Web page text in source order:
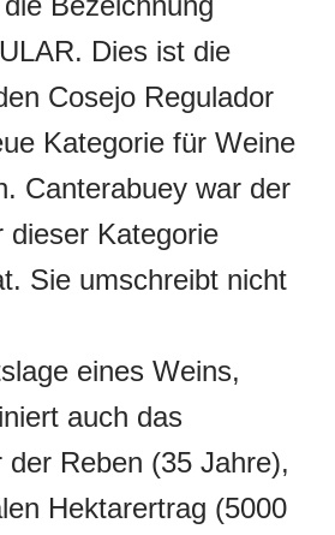
Dies ist die
Cosejo Regulador
Kategorie für Weine
Canterabuey war der
dieser Kategorie
Sie umschreibt nicht
eines Weins,
auch das
der Reben (35 Jahre),
Hektarertrag (5000